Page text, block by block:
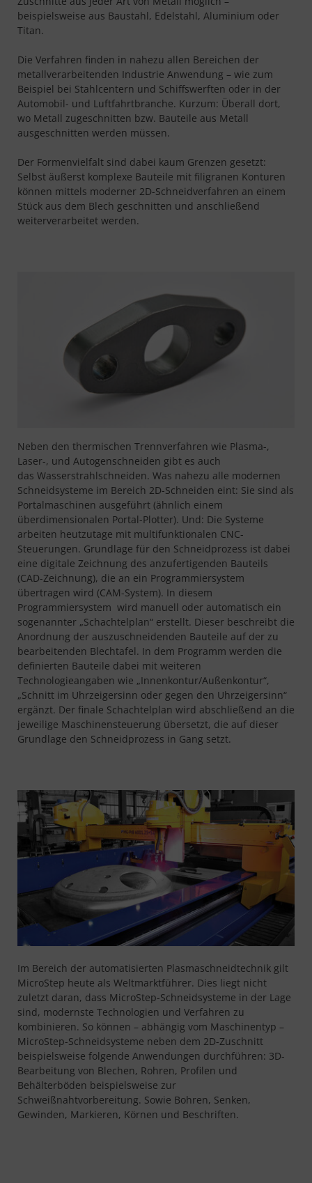
beispielsweise aus Baustahl, Edelstahl, Aluminium oder
Titan.
Die Verfahren finden in nahezu allen Bereichen der
metallverarbeitenden Industrie Anwendung – wie zum
Beispiel bei Stahlcentern und Schiffswerften oder in der
Automobil- und Luftfahrtbranche. Kurzum: Überall dort,
wo Metall zugeschnitten bzw. Bauteile aus Metall
ausgeschnitten werden müssen.
Der Formenvielfalt sind dabei kaum Grenzen gesetzt:
Selbst äußerst komplexe Bauteile mit filigranen Konturen
können mittels moderner 2D-Schneidverfahren an einem
Stück aus dem Blech geschnitten und anschließend
weiterverarbeitet werden.
Neben den thermischen Trennverfahren wie Plasma-,
Laser-, und Autogenschneiden gibt es auch
das Wasserstrahlschneiden. Was nahezu alle modernen
Schneidsysteme im Bereich 2D-Schneiden eint: Sie sind als
Portalmaschinen ausgeführt (ähnlich einem
überdimensionalen Portal-Plotter). Und: Die Systeme
arbeiten heutzutage mit multifunktionalen CNC-
Steuerungen. Grundlage für den Schneidprozess ist dabei
eine digitale Zeichnung des anzufertigenden Bauteils
(CAD-Zeichnung), die an ein Programmiersystem
übertragen wird (CAM-System). In diesem
Programmiersystem wird manuell oder automatisch ein
sogenannter „Schachtelplan“ erstellt. Dieser beschreibt die
Anordnung der auszuschneidenden Bauteile auf der zu
bearbeitenden Blechtafel. In dem Programm werden die
definierten Bauteile dabei mit weiteren
Technologieangaben wie „Innenkontur/Außenkontur“,
„Schnitt im Uhrzeigersinn oder gegen den Uhrzeigersinn“
ergänzt. Der finale Schachtelplan wird abschließend an die
jeweilige Maschinensteuerung übersetzt, die auf dieser
Grundlage den Schneidprozess in Gang setzt.
Im Bereich der automatisierten Plasmaschneidtechnik gilt
MicroStep heute als Weltmarktführer. Dies liegt nicht
zuletzt daran, dass MicroStep-Schneidsysteme in der Lage
sind, modernste Technologien und Verfahren zu
kombinieren. So können – abhängig vom Maschinentyp –
MicroStep-Schneidsysteme neben dem 2D-Zuschnitt
beispielsweise folgende Anwendungen durchführen: 3D-
Bearbeitung von Blechen, Rohren, Profilen und
Behälterböden beispielsweise zur
Schweißnahtvorbereitung. Sowie Bohren, Senken,
Gewinden, Markieren, Körnen und Beschriften.